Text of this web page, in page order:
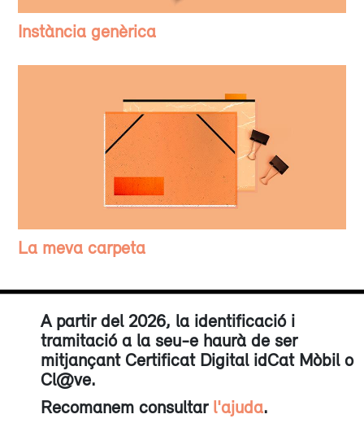
Instància genèrica
La meva carpeta
A partir del 2026, la identificació i
tramitació a la seu-e haurà de ser
mitjançant Certificat Digital idCat Mòbil o
Cl@ve.
Recomanem consultar l'ajuda.